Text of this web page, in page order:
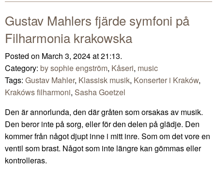
Gustav Mahlers fjärde symfoni på
Filharmonia krakowska
Posted on March 3, 2024 at 21:13.
Category: by sophie engström, Kåseri, music
Tags: Gustav Mahler, Klassisk musik, Konserter i Kraków,
Krakóws filharmoni, Sasha Goetzel
Den är annorlunda, den där gråten som orsakas av musik.
Den beror inte på sorg, eller för den delen på glädje. Den
kommer från något djupt inne i mitt inre. Som om det vore en
ventil som brast. Något som inte längre kan gömmas eller
kontrolleras.